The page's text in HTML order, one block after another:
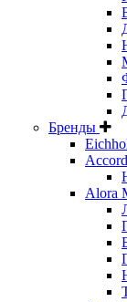
Бренды
Alora